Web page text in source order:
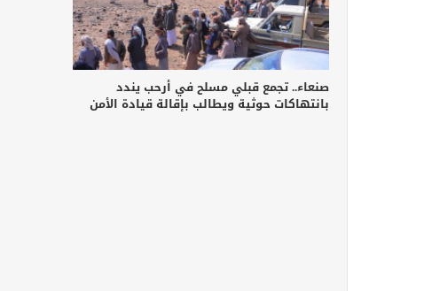
صنعاء.. تجمع قبلي مسلح في أرحب يندد
بانتهاكات حوثية ويطالب بإقالة قيادة الأمن